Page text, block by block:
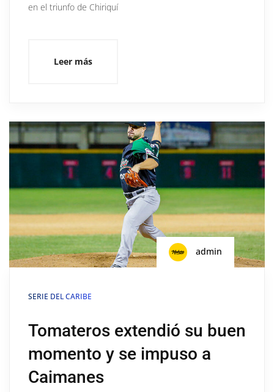
en el triunfo de Chiriquí
Leer más
admin
SERIE DEL CARIBE
Tomateros extendió su buen
momento y se impuso a
Caimanes